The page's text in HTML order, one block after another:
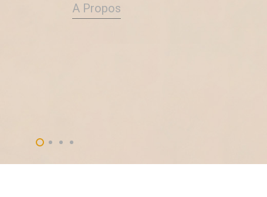
A Propos